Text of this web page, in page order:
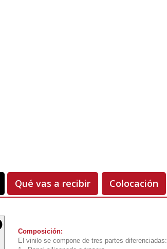
Qué vas a recibir Colocación
Composición:
El vinilo se compone de tres partes diferenciadas: